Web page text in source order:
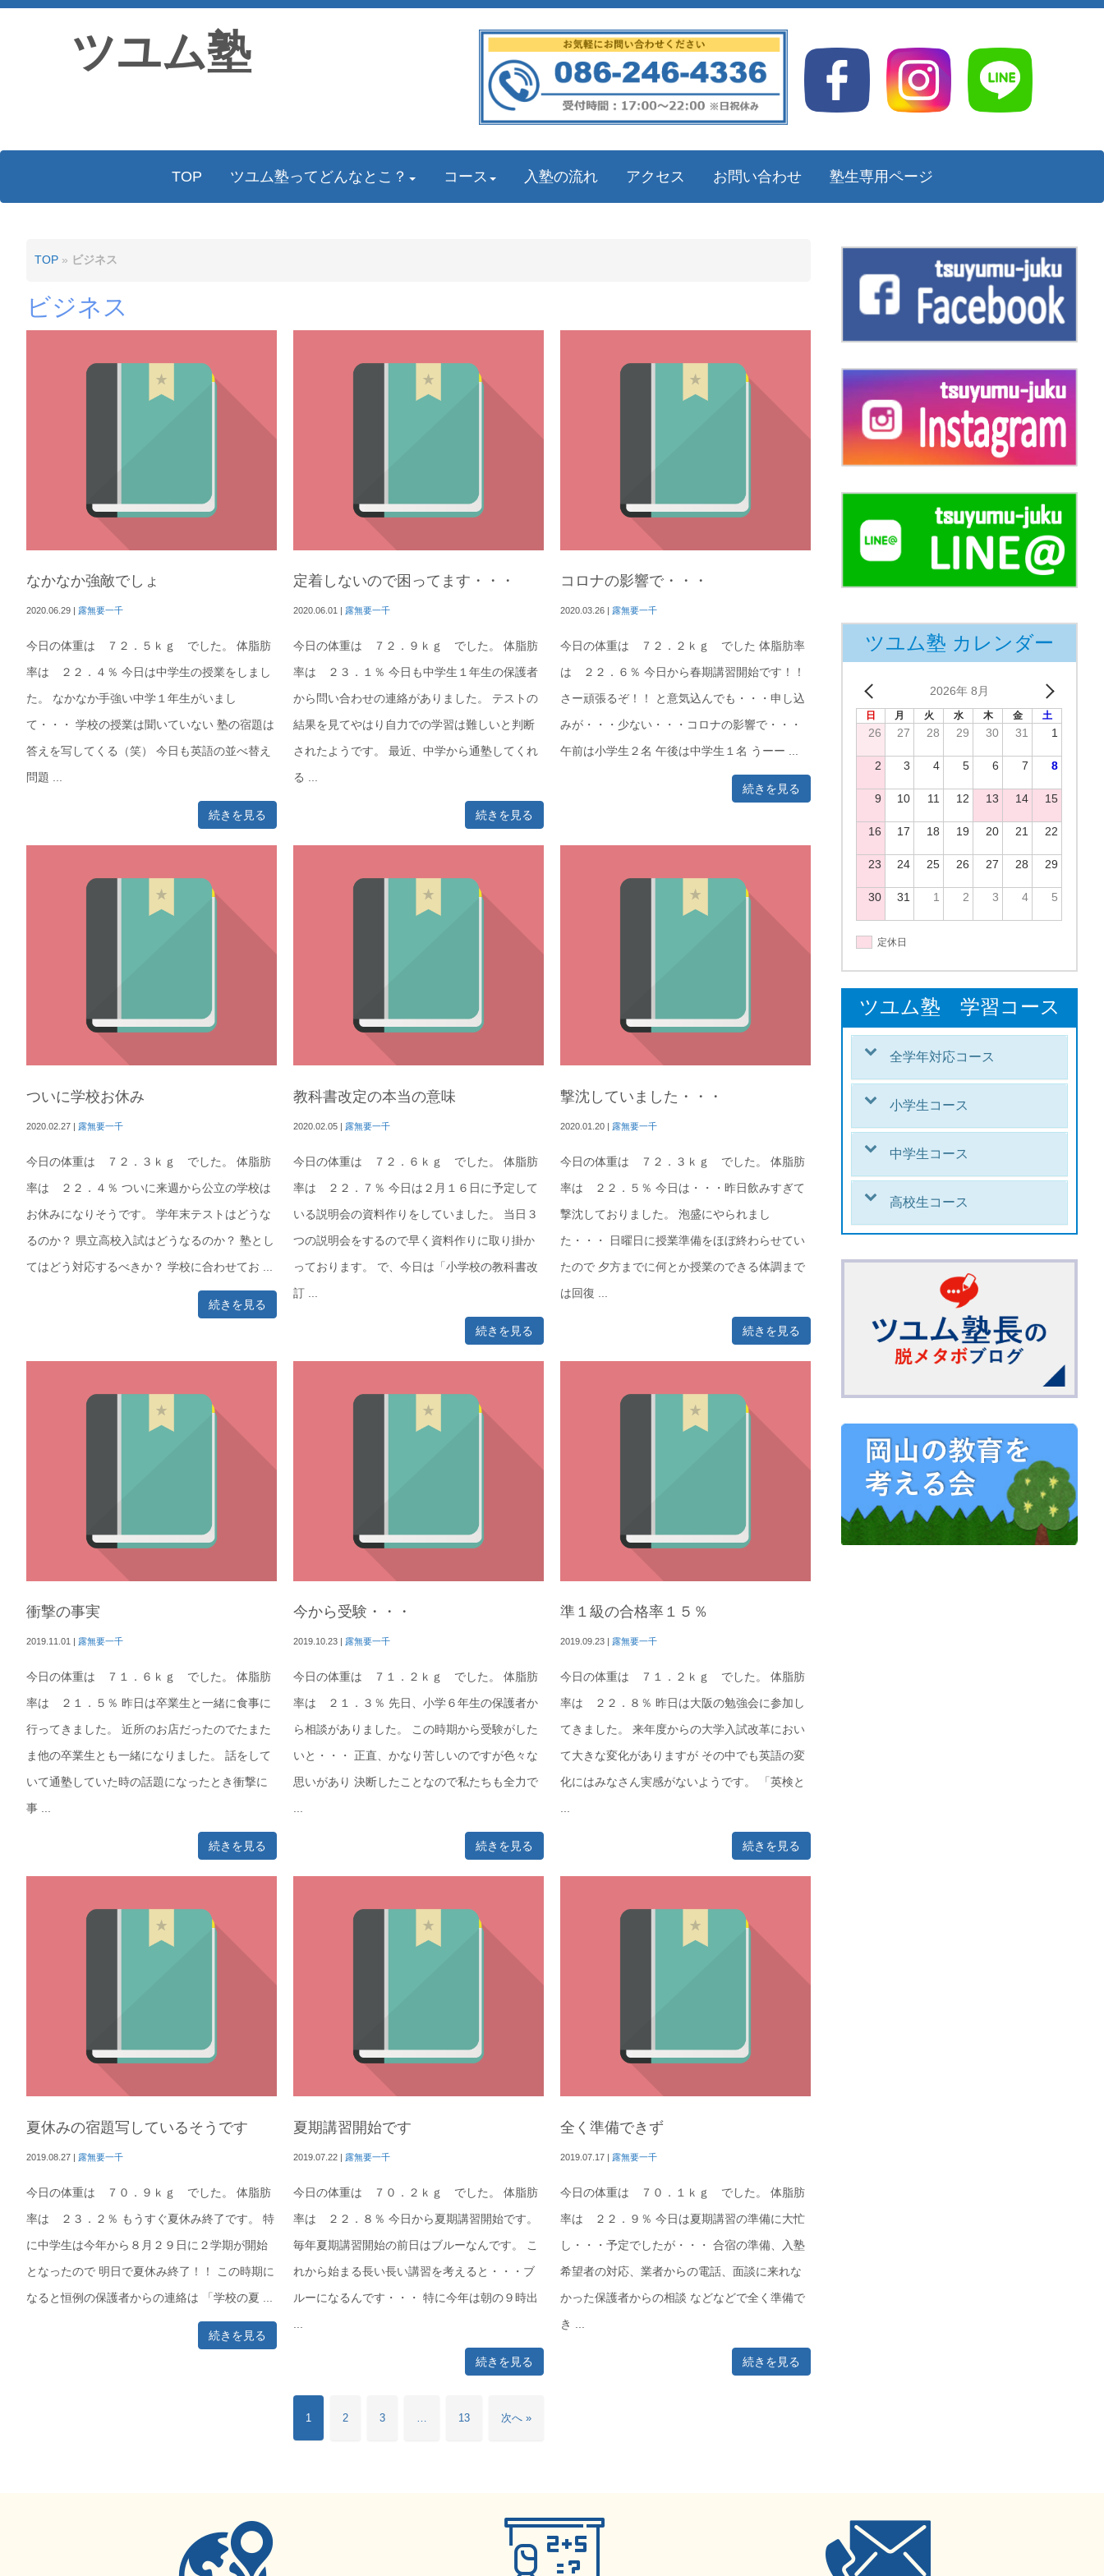
ツユム塾
TOP ツユム塾ってどんなとこ？ コース 入塾の流れ アクセス お問い合わせ 塾生専用ページ
TOP » ビジネス
ビジネス
なかなか強敵でしょ
2020.06.29 | 露無要一千
今日の体重は ７２．５ｋｇ でした。 体脂肪
率は ２２．４％ 今日は中学生の授業をしまし
た。 なかなか手強い中学１年生がいまし
て・・・ 学校の授業は聞いていない 塾の宿題は
答えを写してくる（笑） 今日も英語の並べ替え
問題 ...
続きを見る
定着しないので困ってます・・・
2020.06.01 | 露無要一千
今日の体重は ７２．９ｋｇ でした。 体脂肪
率は ２３．１％ 今日も中学生１年生の保護者
から問い合わせの連絡がありました。 テストの
結果を見てやはり自力での学習は難しいと判断
されたようです。 最近、中学から通塾してくれ
る ...
続きを見る
コロナの影響で・・・
2020.03.26| 露無要一千
今日の体重は ７２．２ｋｇ でした 体脂肪率
は ２２．６％ 今日から春期講習開始です！！
さー頑張るぞ！！ と意気込んでも・・・申し込
みが・・・少ない・・・コロナの影響で・・・
午前は小学生２名 午後は中学生１名 うーー ...
続きを見る
ついに学校お休み
2020.02.27 | 露無要一千
今日の体重は ７２．３ｋｇ でした。 体脂肪
率は ２２．４％ ついに来週から公立の学校は
お休みになりそうです。 学年末テストはどうな
るのか？ 県立高校入試はどうなるのか？ 塾とし
てはどう対応するべきか？ 学校に合わせてお ...
続きを見る
教科書改定の本当の意味
2020.02.05| 露無要一千
今日の体重は ７２．６ｋｇ でした。 体脂肪
率は ２２．７％ 今日は２月１６日に予定して
いる説明会の資料作りをしていました。 当日３
つの説明会をするので早く資料作りに取り掛か
っております。 で、今日は「小学校の教科書改
訂 ...
続きを見る
撃沈していました・・・
2020.01.20| 露無要一千
今日の体重は ７２．３ｋｇ でした。 体脂肪
率は ２２．５％ 今日は・・・昨日飲みすぎて
撃沈しておりました。 泡盛にやられまし
た・・・ 日曜日に授業準備をほぼ終わらせてい
たので 夕方までに何とか授業のできる体調まで
は回復 ...
続きを見る
衝撃の事実
2019.11.01 露無要一千
今日の体重は ７１．６ｋｇ でした。 体脂肪
率は ２１．５％ 昨日は卒業生と一緒に食事に
行ってきました。 近所のお店だったのでたまた
ま他の卒業生とも一緒になりました。 話をして
いて通塾していた時の話題になったとき衝撃に
事 ...
続きを見る
今から受験・・・
2019.10.23| 露無要一千
今日の体重は ７１．２ｋｇ でした。 体脂肪
率は ２１．３％ 先日、小学６年生の保護者か
ら相談がありました。 この時期から受験がした
いと・・・ 正直、かなり苦しいのですが色々な
思いがあり 決断したことなので私たちも全力で
...
続きを見る
準１級の合格率１５％
2019.09.23| 露無要一千
今日の体重は ７１．２ｋｇ でした。 体脂肪
率は ２２．８％ 昨日は大阪の勉強会に参加し
てきました。 来年度からの大学入試改革におい
て大きな変化がありますが その中でも英語の変
化にはみなさん実感がないようです。 「英検と
...
続きを見る
夏休みの宿題写しているそうです
2019.08.27 | 露無要一千
今日の体重は ７０．９ｋｇ でした。 体脂肪
率は ２３．２％ もうすぐ夏休み終了です。 特
に中学生は今年から８月２９日に２学期が開始
となったので 明日で夏休み終了！！ この時期に
なると恒例の保護者からの連絡は 「学校の夏 ...
続きを見る
夏期講習開始です
2019.07.22| 露無要一千
今日の体重は ７０．２ｋｇ でした。 体脂肪
率は ２２．８％ 今日から夏期講習開始です。
毎年夏期講習開始の前日はブルーなんです。 こ
れから始まる長い長い講習を考えると・・・ブ
ルーになるんです・・・ 特に今年は朝の９時出
続きを見る
全く準備できず
2019.07.17| 露無要一千
今日の体重は ７０．１ｋｇ でした。 体脂肪
率は ２２．９％ 今日は夏期講習の準備に大忙
し・・・予定でしたが・・・ 合宿の準備、入塾
希望者の対応、業者からの電話、面談に来れな
かった保護者からの相談 などなどで全く準備で
き ...
続きを見る
1 2 3 13 次へ »
ツユム塾 カレンダー
2026年 8月
日 月 火 水 木 金 土
26 27 28 29 30 31 1
2 3 4 5 6 7 8
9 10 11 12 13 14 15
16 17 18 19 20 21 22
23 24 25 26 27 28 29
30 31 1 2 3 4 5
定休日
ツユム塾 学習コース
全学年対応コース
小学生コース
中学生コース
高校生コース